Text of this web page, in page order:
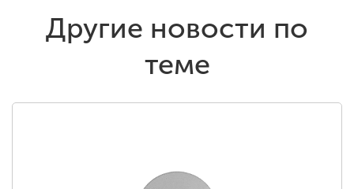
Другие новости по
теме